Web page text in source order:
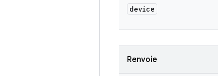
device
Renvoie